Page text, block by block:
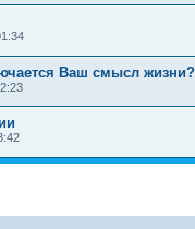
Ваш смысл жизни?